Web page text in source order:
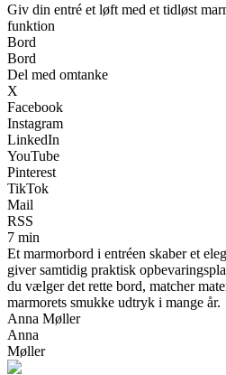
Giv din entré et løft med et tidløst
funktion
Bord
Bord
Del med omtanke
X
Facebook
Instagram
LinkedIn
YouTube
Pinterest
TikTok
Mail
RSS
7 min
Et marmorbord i entréen skaber et
giver samtidig praktisk
du vælger det rette bord, matcher
marmorets smukke udtryk i mange år.
Anna Møller
Anna
Møller